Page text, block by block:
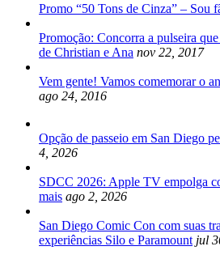
Promo “50 Tons de Cinza” – Sou
Promoção: Concorra a pulseira
de Christian e Ana nov 22, 2017
Vem gente! Vamos comemorar o
ago 24, 2016
Opção de passeio em San Diego
4, 2026
SDCC 2026: Apple TV empolga
mais ago 2, 2026
San Diego Comic Con com suas
experiências Silo e Paramount jul